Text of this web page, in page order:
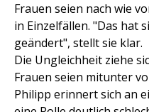
Frauen seien nach wie
in Einzelfällen. "Das hat
geändert", stellt sie klar.
Die Ungleichheit ziehe
Frauen seien mitunter
Philipp erinnert sich an